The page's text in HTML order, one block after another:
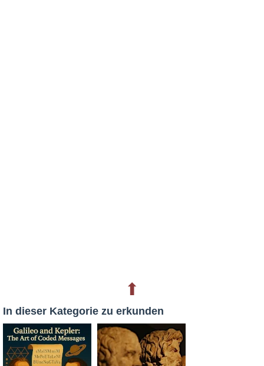
⬆
In dieser Kategorie zu erkunden